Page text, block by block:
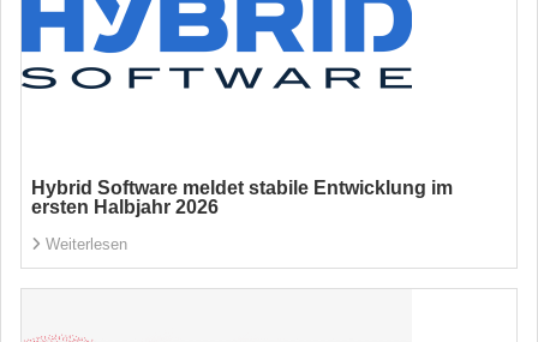
Hybrid Software meldet stabile Entwicklung im
ersten Halbjahr 2026
Weiterlesen